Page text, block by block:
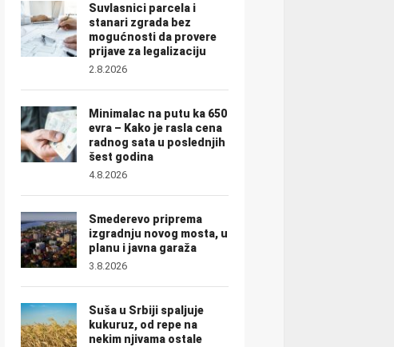
Suvlasnici parcela i
stanari zgrada bez
mogućnosti da provere
prijave za legalizaciju
2.8.2026
Minimalac na putu ka 650
evra – Kako je rasla cena
radnog sata u poslednjih
šest godina
4.8.2026
Smederevo priprema
izgradnju novog mosta, u
planu i javna garaža
3.8.2026
Suša u Srbiji spaljuje
kukuruz, od repe na
nekim njivama ostale